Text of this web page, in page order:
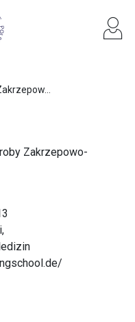
Zakrzepowo-